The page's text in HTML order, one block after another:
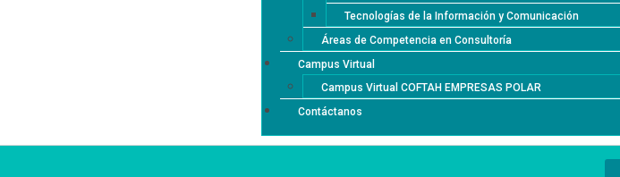
Tecnologías de la Información y Comunicación
Áreas de Competencia en Consultoría
Campus Virtual
Campus Virtual COFTAH EMPRESAS POLAR
Contáctanos